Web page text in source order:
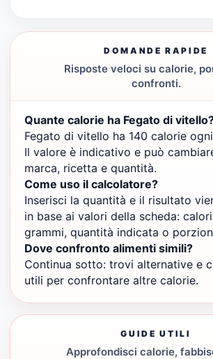
DOMANDE RAPIDE
Risposte veloci su calorie,
confronti.
Quante calorie ha Fegato di
Fegato di vitello ha 140 calorie
Il valore è indicativo e può
marca, ricetta e quantità.
Come uso il calcolatore?
Inserisci la quantità e il risultato
in base ai valori della scheda:
grammi, quantità indicata o
Dove confronto alimenti simili?
Continua sotto: trovi alternative e
utili per confrontare altre calorie.
GUIDE UTILI
Approfondisci calorie,